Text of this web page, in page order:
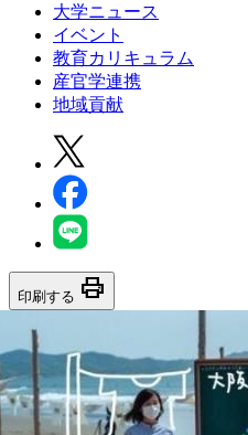
大学ニュース
イベント
教育カリキュラム
産官学連携
地域貢献
印刷する print